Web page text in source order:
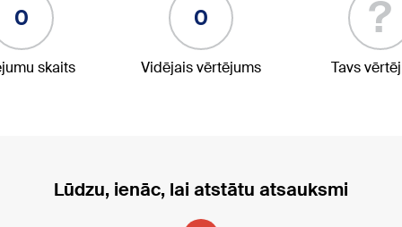
0
skaits
0
Vidējais vērtējums
?
Tavs
Lūdzu, ienāc, lai atstātu atsauksmi